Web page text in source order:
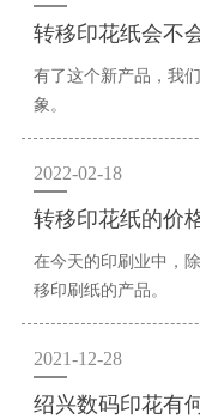
转移印花纸会不
有了这个新产品，我
象。
2022-02-18
转移印花纸的价
在今天的印刷业中，
移印刷纸的产品。
2021-12-28
绍兴数码印花有